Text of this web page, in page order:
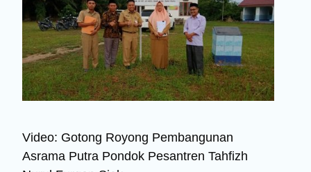
Video: Gotong Royong Pembangunan
Asrama Putra Pondok Pesantren Tahfizh